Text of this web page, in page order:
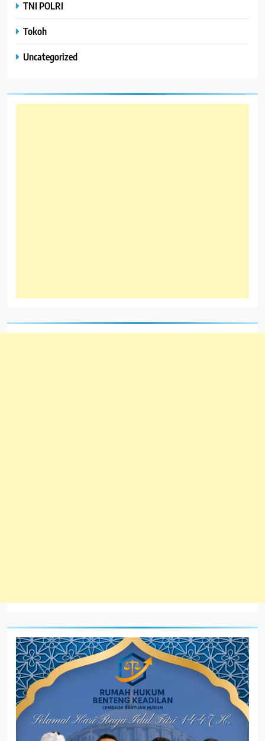
TNI POLRI
Tokoh
Uncategorized